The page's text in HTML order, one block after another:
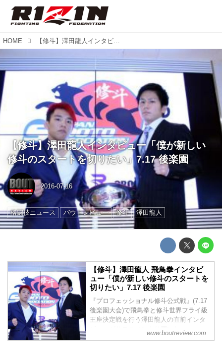
HOME 【修斗】澤田龍人インタビュー「僕が新しい修斗のスタートを切りたい」7.17 後楽園
【修斗】澤田龍人インタビュー「僕が新しい
修斗のスタートを切りたい」7.17 後楽園
2016-07-16
格闘技ニュース バウトレビュー 修斗 澤田龍人
【修斗】澤田龍人 飛鳥拳インタビ
ュー「僕が新しい修斗のスタートを
切りたい」7.17 後楽園
『プロフェッショナル修斗公式戦』(7.17
後楽園大会)で飛鳥拳と修斗世界フライ級
王座決定戦を行う澤田龍人の直前インタ
ビューがサスティンより届いた。
www.boutreview.com